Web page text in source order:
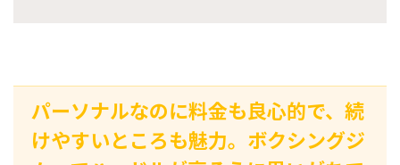
パーソナルなのに料金も良心的で、続
けやすいところも魅力。ボクシングジ